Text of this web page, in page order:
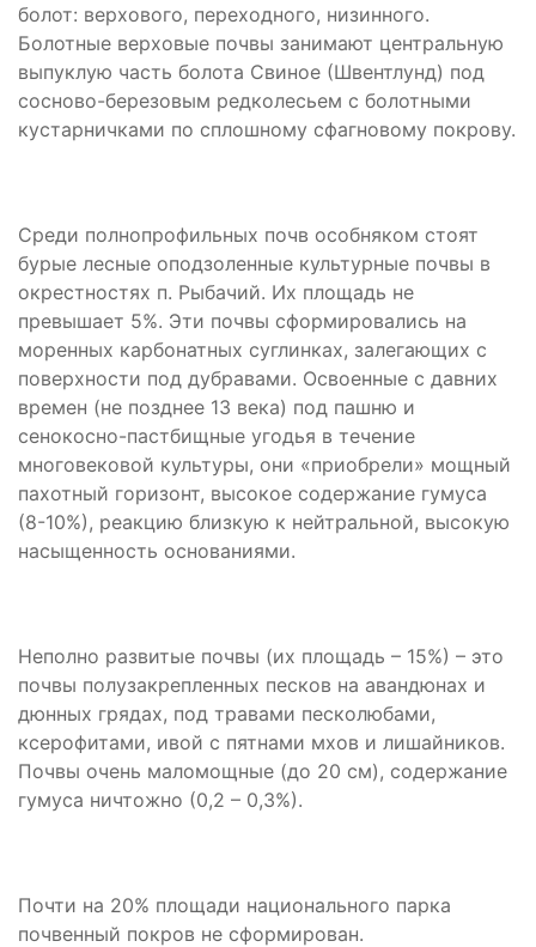
болот: верхового, переходного, низинного.
Болотные верховые почвы занимают центральную
выпуклую часть болота Свиное (Швентлунд) под
сосново-березовым редколесьем с болотными
кустарничками по сплошному сфагновому покрову.
Среди полнопрофильных почв особняком стоят
бурые лесные оподзоленные культурные почвы в
окрестностях п. Рыбачий. Их площадь не
превышает 5%. Эти почвы сформировались на
моренных карбонатных суглинках, залегающих с
поверхности под дубравами. Освоенные с давних
времен (не позднее 13 века) под пашню и
сенокосно-пастбищные угодья в течение
многовековой культуры, они «приобрели» мощный
пахотный горизонт, высокое содержание гумуса
(8-10%), реакцию близкую к нейтральной, высокую
насыщенность основаниями.
Неполно развитые почвы (их площадь – 15%) – это
почвы полузакрепленных песков на авандюнах и
дюнных грядах, под травами песколюбами,
ксерофитами, ивой с пятнами мхов и лишайников.
Почвы очень маломощные (до 20 см), содержание
гумуса ничтожно (0,2 – 0,3%).
Почти на 20% площади национального парка
почвенный покров не сформирован.